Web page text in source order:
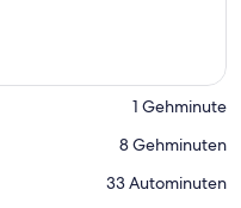
‪1 Gehminute‬
‪8 Gehminuten‬
‪33 Autominuten‬